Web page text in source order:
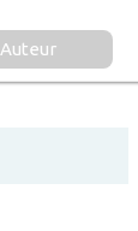
Auteur